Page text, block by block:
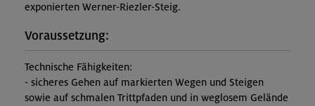
exponierten Werner-Riezler-Steig.
Voraussetzung:
Technische Fähigkeiten:
- sicheres Gehen auf markierten Wegen und Steigen
sowie auf schmalen Trittpfaden und in weglosem Gelände